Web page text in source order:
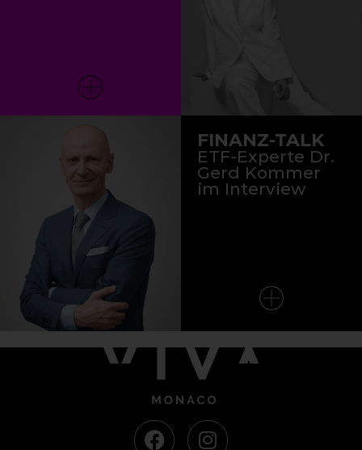
FINANZ-TALK
ETF-Experte Dr.
Gerd Kommer
im Interview